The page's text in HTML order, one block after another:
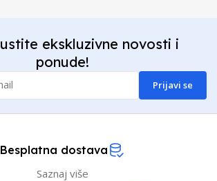
ekskluzivne novosti i
ponude!
Prijavi se
Besplatna dostava
Saznaj više